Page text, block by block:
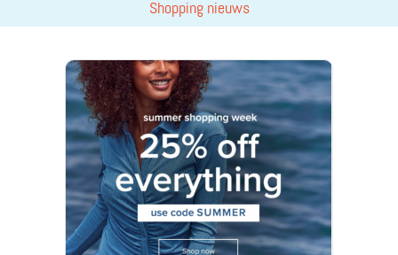
Shopping nieuws